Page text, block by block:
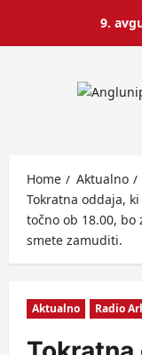
9.
Home
Aktualno
Tokratna oddaja,
točno ob 18.00,
smete zamuditi.
Aktualno Radio